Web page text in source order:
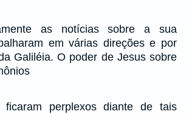
as notícias sobre a sua
em várias direções e por
Galiléia. O poder de Jesus sobre
ficaram perplexos diante de tais